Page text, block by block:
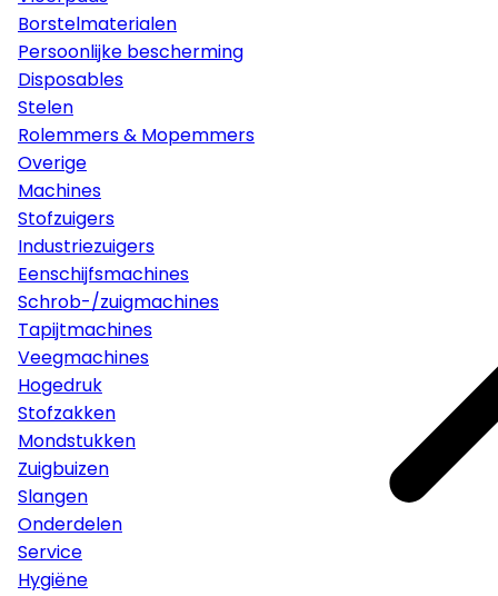
Borstelmaterialen
Persoonlijke bescherming
Disposables
Stelen
Rolemmers & Mopemmers
Overige
Machines
Stofzuigers
Industriezuigers
Eenschijfsmachines
Schrob-/zuigmachines
Tapijtmachines
Veegmachines
Hogedruk
Stofzakken
Mondstukken
Zuigbuizen
Slangen
Onderdelen
Service
Hygiëne